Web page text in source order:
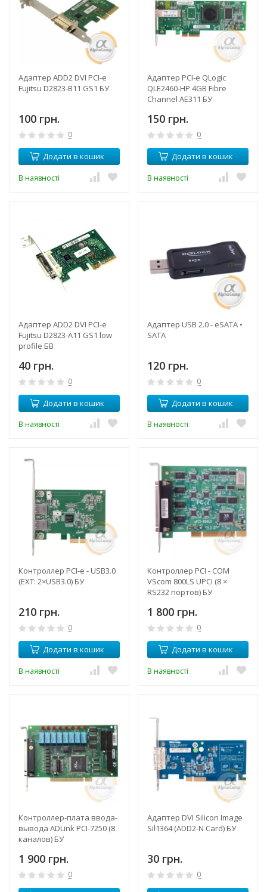
Адаптер ADD2 DVI PCI-e
Fujitsu D2823-B11 GS1 БУ
100 грн.
0
Додати в кошик
В наявності
Адаптер PCI-e QLogic
QLE2460-HP 4GB Fibre
Channel AE311 БУ
150 грн.
0
Додати в кошик
В наявності
Адаптер ADD2 DVI PCI-e
Fujitsu D2823-A11 GS1 low
profile БВ
40 грн.
0
Додати в кошик
В наявності
Адаптер USB 2.0 - eSATA •
SATA
120 грн.
0
Додати в кошик
В наявності
Контроллер PCI-e - USB3.0
(EXT: 2×USB3.0) БУ
210 грн.
0
Додати в кошик
В наявності
Контроллер PCI - COM
VScom 800LS UPCI (8 ×
RS232 портов) БУ
1 800 грн.
0
Додати в кошик
В наявності
Контроллер-плата ввода-
вывода ADLink PCI-7250 (8
каналов) БУ
1 900 грн.
0
Адаптер DVI Silicon Image
Sil1364 (ADD2-N Card) БУ
30 грн.
0